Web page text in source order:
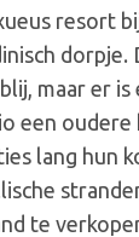
resort
dorpje.
maar er is
een oudere
lang hun
te